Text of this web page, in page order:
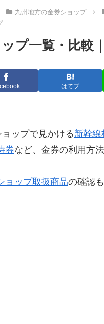
九州地方の金券ショップ
プ一覧・比較
はてブ
ョップで見かける新幹線
券など、金券の利用方
ョップ取扱商品の確認